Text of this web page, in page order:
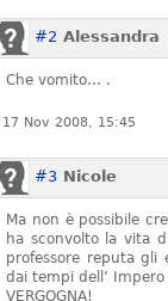
#2 Alessandra
Che vomito… .
17 Nov 2008, 15:45
#3 Nicole
Ma non è possibile
ha sconvolto la vita
professore reputa gli
dai tempi dell’ Impero
VERGOGNA!